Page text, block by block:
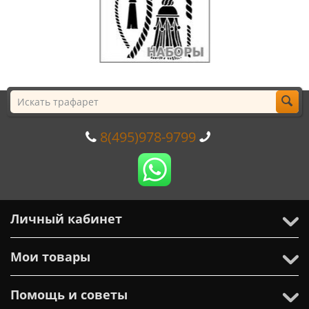
8(495)978-9799
Личный кабинет
Мои товары
Помощь и советы